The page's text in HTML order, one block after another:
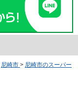
尼崎市 > 尼崎市のスーパー